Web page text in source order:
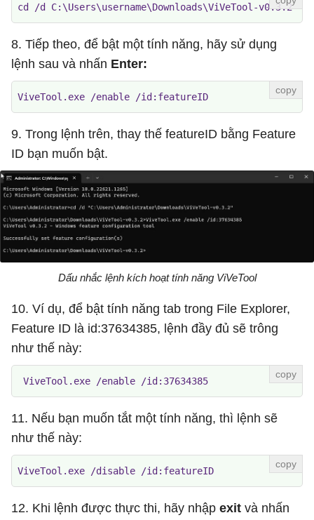
cd /d C:\Users\username\Downloads\ViVeTool-v0.3.2
8. Tiếp theo, để bật một tính năng, hãy sử dụng
lệnh sau và nhấn Enter:
ViveTool.exe /enable /id:featureID
9. Trong lệnh trên, thay thế featureID bằng Feature
ID bạn muốn bật.
Dấu nhắc lệnh kích hoạt tính năng ViVeTool
10. Ví dụ, để bật tính năng tab trong File Explorer,
Feature ID là id:37634385, lệnh đầy đủ sẽ trông
như thế này:
ViveTool.exe /enable /id:37634385
11. Nếu bạn muốn tắt một tính năng, thì lệnh sẽ
như thế này:
ViveTool.exe /disable /id:featureID
12. Khi lệnh được thực thi, hãy nhập exit và nhấn